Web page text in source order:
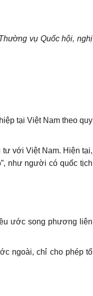
vụ Quốc hội, nghị
tại Việt Nam theo quy
với Việt Nam. Hiện tại,
như người có quốc tịch
ước song phương liên
ngoài, chỉ cho phép tổ